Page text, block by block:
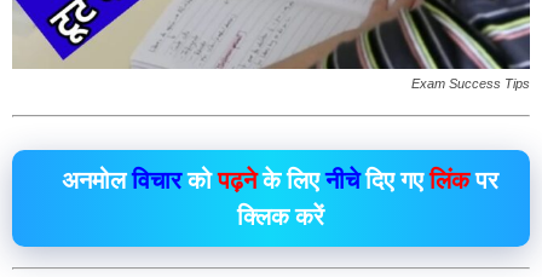
Exam Success Tips
अनमोलविचारकोपढ़नेके लिएनीचेदिए गएलिंकपर
क्लिककरें